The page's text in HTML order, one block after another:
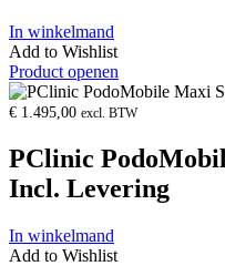
In winkelmand
Add to Wishlist
Product openen
€ 1.495,00 excl. BTW
PClinic
Incl. Levering
In winkelmand
Add to Wishlist